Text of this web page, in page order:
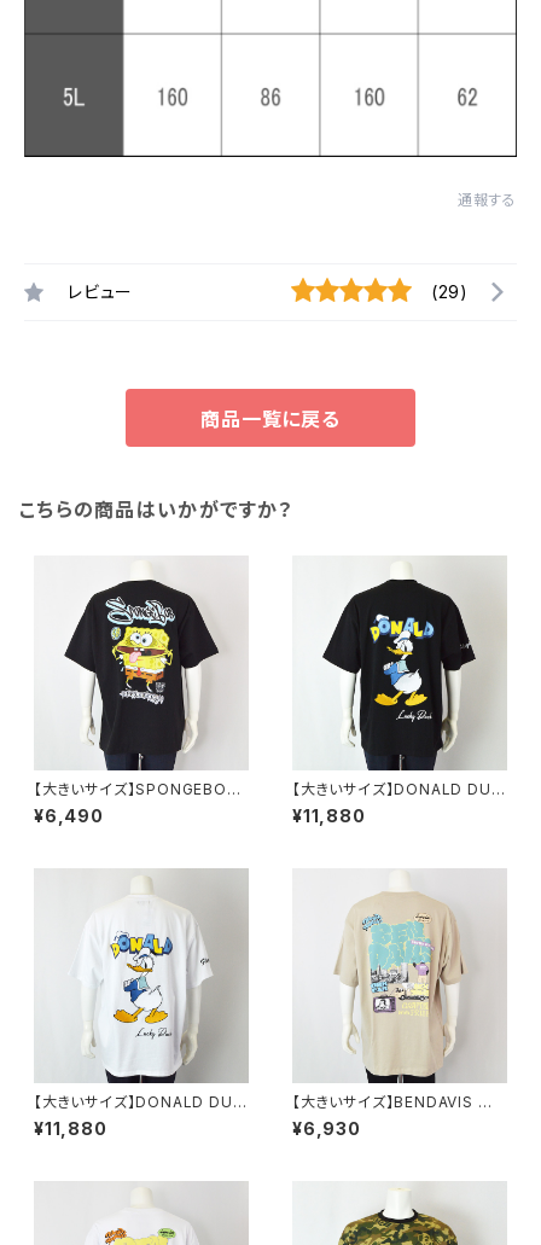
通報する
レビュー (29)
商品一覧に戻る
こちらの商品はいかがですか？
【大きいサイズ】SPONGEBOB
天竺プリント半袖Tシャツ｜メン
ズ 1278-6505 ブラック
¥6,490
【大きいサイズ】DONALD DUC
K半袖Tシャツ｜メンズ 1278-6
545 ブラック
¥11,880
【大きいサイズ】DONALD DUC
K半袖Tシャツ｜メンズ 1278-6
545 ホワイト
¥11,880
【大きいサイズ】BENDAVIS ベ
ン・デイビス｜接触冷感オーバ
ーラップ半袖Tシャツ｜メンズ 1
¥6,930